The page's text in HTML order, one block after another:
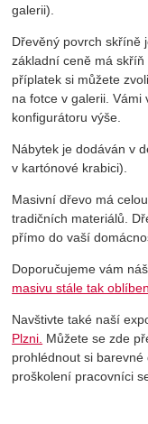
galerii).
Dřevěný povrch skříně
základní ceně má
příplatek si můžete
na fotce v galerii.
konfigurátoru výše.
Nábytek je dodáván v
v kartónové krabici).
Masivní dřevo má
tradičních materiálů.
přímo do vaší
Doporučujeme vám
masivu stále tak
Navštivte také naší
Plzni. Můžete se zde
prohlédnout si
proškolení pracovníci